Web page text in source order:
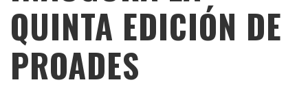
QUINTA EDICIÓN DE
PROADES